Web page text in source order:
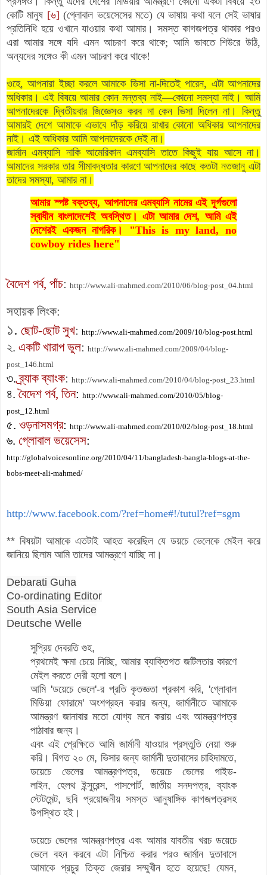
কোটি মানুষ [৬] (গ্লোবাল ভয়েসেসের মতে) যে ভাষায় কথা বলে সেই ভাষার
প্রতিনিধি হয়ে ওখানে যাওয়ার কথা আমার। সমস্ত কাগজপত্র থাকার পরও
এরা আমার সঙ্গে যদি এমন আচরণ করে থাকে; আমি ভাবতে শিউরে উঠি,
অন্যদের সঙ্গেও কী এমন আচরণ করে থাকে!
ওহে, আপনারা ইচ্ছা করলে আমাকে ভিসা না-দিতেই পারেন, এটা আপনাদের
অধিকার। এই বিষয়ে আমার কোন মন্তব্য নাই—কোনো সমস্যা নাই। আমি
আপনাদেরকে দ্বিতীয়বার জিজ্ঞেসও করব না কেন ভিসা দিলেন না। কিন্তু
আমারই দেশে আমাকে এভাবে দাঁড় করিয়ে রাখার কোনো অধিকার আপনাদের
নাই। এই অধিকার আমি আপনাদেরকে দেই না।
জার্মান এমব্যাসি নাকি আমেরিকান এমব্যাসি তাতে কিছুই যায় আসে না।
আমাদের সরকার তার সীমাবদ্ধতার কারণে আপনাদের কাছে কতটা নতজানু এটা
তাদের সমস্যা, আমার না।
আমার স্পষ্ট বক্তব্য, আপনাদের এমব্যাসি নামের এই দূর্গগুলো
স্বাধীন বাংলাদেশেই অবস্থিত। এটা আমার দেশ, আমি এই
দেশেরই একজন নাগরিক।
"This is my land, no
cowboy rides here"
বৈদেশ পর্ব, পাঁচ: http://www.ali-mahmed.com/2010/06/blog-post_04.html
সহায়ক লিংক:
১. ছোট-ছোট সুখ: http://www.ali-mahmed.com/2009/10/blog-post.html
২. একটি খারাপ ভুল: http://www.ali-mahmed.com/2009/04/blog-
post_146.html
৩.ব্র্যাক ব্যাংক: http://www.ali-mahmed.com/2010/04/blog-post_23.html
৪.বৈদেশ পর্ব, তিন: http://www.ali-mahmed.com/2010/05/blog-
post_12.html
৫. ওড়নাসমগ্র: http://www.ali-mahmed.com/2010/02/blog-post_18.html
৬. গ্লোবাল ভয়েসেস:
http://globalvoicesonline.org/2010/04/11/bangladesh-bangla-blogs-at-the-
bobs-meet-ali-mahmed/
http://www.facebook.com/?ref=home#!/tutul?ref=sgm
** বিষয়টা আমাকে এতটাই আহত করেছিল যে ডয়চে ভেলেকে মেইল করে
জানিয়ে ছিলাম আমি তাদের আমন্ত্রণে যাচ্ছি না।
Debarati Guha
Co-ordinating Editor
South Asia Service
Deutsche Welle
সুপ্রিয় দেবরতি গুহ,
প্রথমেই ক্ষমা চেয়ে নিচ্ছি, আমার ব্যাক্তিগত জটিলতার কারণে
মেইল করতে দেরী হলো বলে।
আমি 'ডয়েচে ভেলে'-র প্রতি কৃতজ্ঞতা প্রকাশ করি, 'গ্লোবাল
মিডিয়া ফোরামে' অংশগ্রহন করার জন্য, জার্মানীতে আমাকে
আমন্ত্রণ জানাবার মতো যোগ্য মনে করায় এবং আমন্ত্রণপত্র
পাঠাবার জন্য।
এবং এই প্রেক্ষিতে আমি জার্মানী যাওয়ার প্রস্তুতি নেয়া শুরু
করি। বিগত ২০ মে, ভিসার জন্য জার্মানী দুতাবাসের চাহিদামতে,
ডয়েচে ভেলের আমন্ত্রণপত্র, ডয়েচে ভেলের গাইড-
লাইন, হেলথ ইন্সুরেন্স, পাসপোর্ট, জাতীয় সনদপত্র, ব্যাংক
স্টেটমেন্ট, ছবি প্রয়োজনীয় সমস্ত আনুষাঙ্গিক কাগজপত্রসহ
উপস্থিত হই।
ডয়েচে ভেলের আমন্ত্রণপত্র এবং আমার যাবতীয় খরচ ডয়েচে
ভেলে বহন করবে এটা নিশ্চিত করার পরও জার্মান দুতাবাসে
আমাকে প্রচুর তিক্ত জেরার সম্মুখীন হতে হয়েছে! যেমন,